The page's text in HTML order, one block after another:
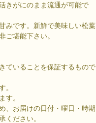
きがにのまま流通が可能で
みです。新鮮で美味しい松葉
ご堪能下さい。
ていることを保証するもので
。
す。
、お届けの日付・曜日・時期
ください。